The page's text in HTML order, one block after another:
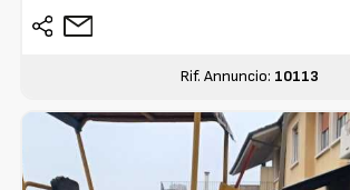
Rif. Annuncio: 10113